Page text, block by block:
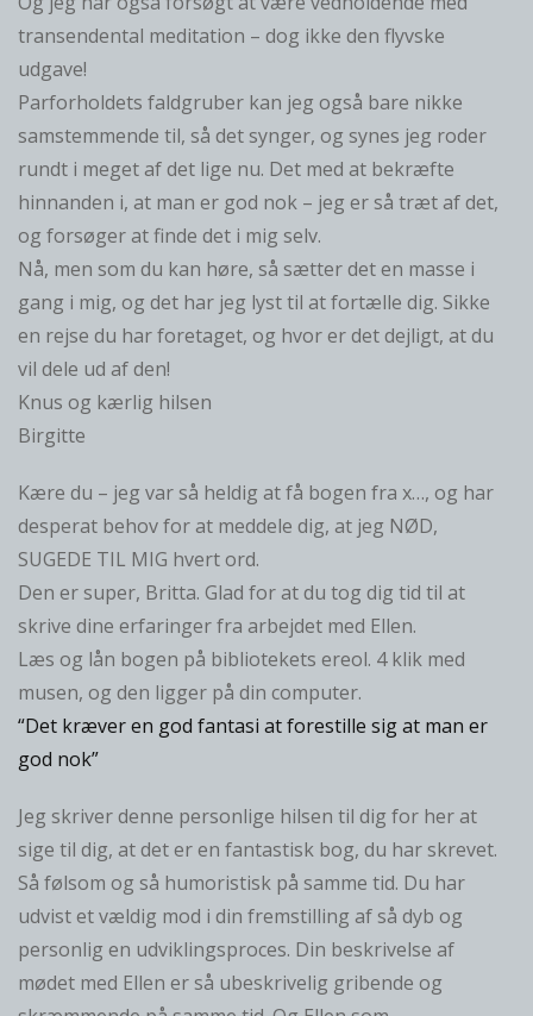
transendental meditation – dog ikke den flyvske
udgave!
Parforholdets faldgruber kan jeg også bare nikke
samstemmende til, så det synger, og synes jeg roder
rundt i meget af det lige nu. Det med at bekræfte
hinnanden i, at man er god nok – jeg er så træt af det,
og forsøger at finde det i mig selv.
Nå, men som du kan høre, så sætter det en masse i
gang i mig, og det har jeg lyst til at fortælle dig. Sikke
en rejse du har foretaget, og hvor er det dejligt, at du
vil dele ud af den!
Knus og kærlig hilsen
Birgitte
Kære du – jeg var så heldig at få bogen fra x…, og har
desperat behov for at meddele dig, at jeg NØD,
SUGEDE TIL MIG hvert ord.
Den er super, Britta. Glad for at du tog dig tid til at
skrive dine erfaringer fra arbejdet med Ellen.
Læs og lån bogen på bibliotekets ereol. 4 klik med
musen, og den ligger på din computer.
“Det kræver en god fantasi at forestille sig at man er
god nok”
Jeg skriver denne personlige hilsen til dig for her at
sige til dig, at det er en fantastisk bog, du har skrevet.
Så følsom og så humoristisk på samme tid. Du har
udvist et vældig mod i din fremstilling af så dyb og
personlig en udviklingsproces. Din beskrivelse af
mødet med Ellen er så ubeskrivelig gribende og